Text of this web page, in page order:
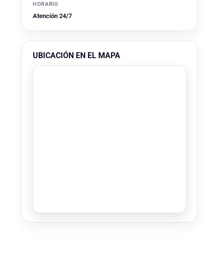
HORARIO
Atención 24/7
UBICACIÓN EN EL MAPA